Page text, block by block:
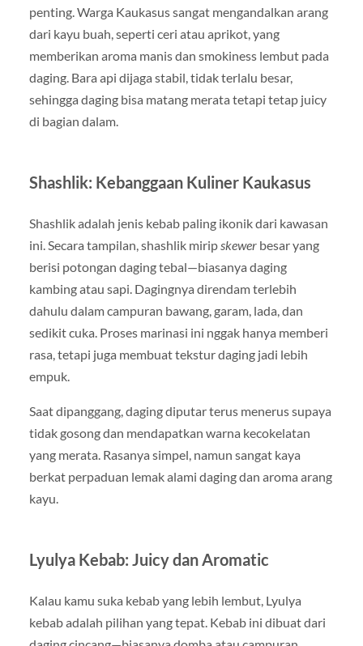
penting. Warga Kaukasus sangat mengandalkan arang
dari kayu buah, seperti ceri atau aprikot, yang
memberikan aroma manis dan smokiness lembut pada
daging. Bara api dijaga stabil, tidak terlalu besar,
sehingga daging bisa matang merata tetapi tetap juicy
di bagian dalam.
Shashlik: Kebanggaan Kuliner Kaukasus
Shashlik adalah jenis kebab paling ikonik dari kawasan
ini. Secara tampilan, shashlik miripskewerbesar yang
berisi potongan daging tebal—biasanya daging
kambing atau sapi. Dagingnya direndam terlebih
dahulu dalam campuran bawang, garam, lada, dan
sedikit cuka. Proses marinasi ini nggak hanya memberi
rasa, tetapi juga membuat tekstur daging jadi lebih
empuk.
Saat dipanggang, daging diputar terus menerus supaya
tidak gosong dan mendapatkan warna kecokelatan
yang merata. Rasanya simpel, namun sangat kaya
berkat perpaduan lemak alami daging dan aroma arang
kayu.
Lyulya Kebab: Juicy dan Aromatic
Kalau kamu suka kebab yang lebih lembut, Lyulya
kebab adalah pilihan yang tepat. Kebab ini dibuat dari